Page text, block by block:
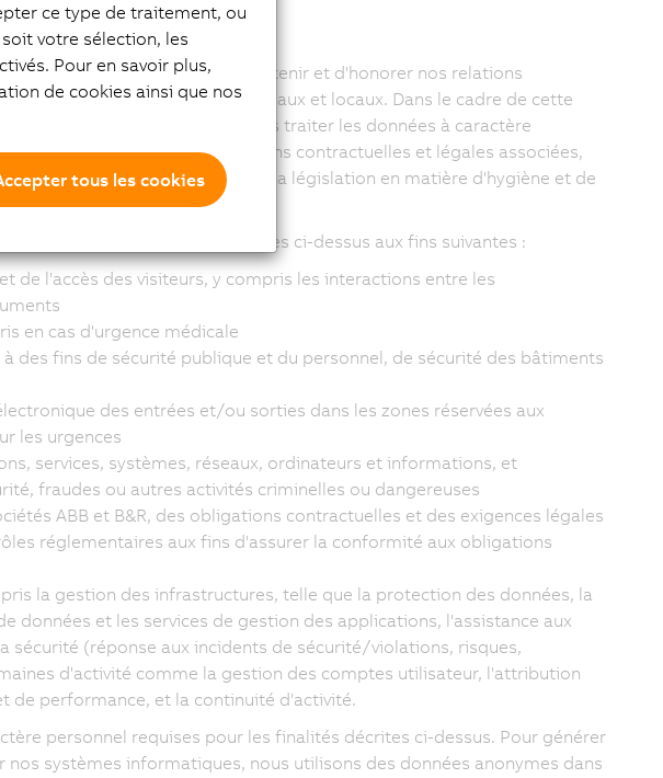
?
essentiellement aux fins d'entretenir et d'honorer nos relations
garantir la sécurité de nos bureaux et locaux. Dans le cadre de cette
bureaux et locaux, nous devons traiter les données à caractère
pour l'exécution des obligations contractuelles et légales associées,
et traiter (par ex. en vertu de la législation en matière d'hygiène et de
caractère personnel répertoriées ci-dessus aux fins suivantes :
de l'accès des visiteurs, y compris les interactions entre les
en cas d'urgence médicale
des fins de sécurité publique et du personnel, de sécurité des bâtiments
des entrées et/ou sorties dans les zones réservées aux
les urgences
services, systèmes, réseaux, ordinateurs et informations, et
fraudes ou autres activités criminelles ou dangereuses
ABB et B&R, des obligations contractuelles et des exigences légales
réglementaires aux fins d'assurer la conformité aux obligations
la gestion des infrastructures, telle que la protection des données, la
données et les services de gestion des applications, l'assistance aux
sécurité (réponse aux incidents de sécurité/violations, risques,
d'activité comme la gestion des comptes utilisateur, l'attribution
de performance, et la continuité d'activité.
personnel requises pour les finalités décrites ci-dessus. Pour générer
systèmes informatiques, nous utilisons des données anonymes dans
ce type de traitement, ou
votre sélection, les
Pour en savoir plus,
de cookies ainsi que nos
tous les cookies